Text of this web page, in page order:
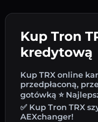
Kup Tron
kredytową
Kup TRX online
przedpłaconą,
gotówką ⭐
✅ Kup Tron TRX
AEXchanger!